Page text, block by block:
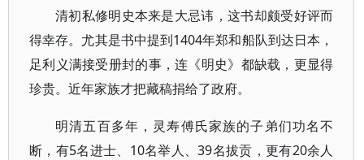
清初私修明史本来是大忌讳，这书却颇受好评而
得幸存。尤其是书中提到1404年郑和船队到达日本，
足利义满接受册封的事，连《明史》都缺载，更显得
珍贵。近年家族才把藏稿捐给了政府。
明清五百多年，灵寿傅氏家族的子弟们功名不
断，有5名进士、10名举人、39名拔贡，更有20余人